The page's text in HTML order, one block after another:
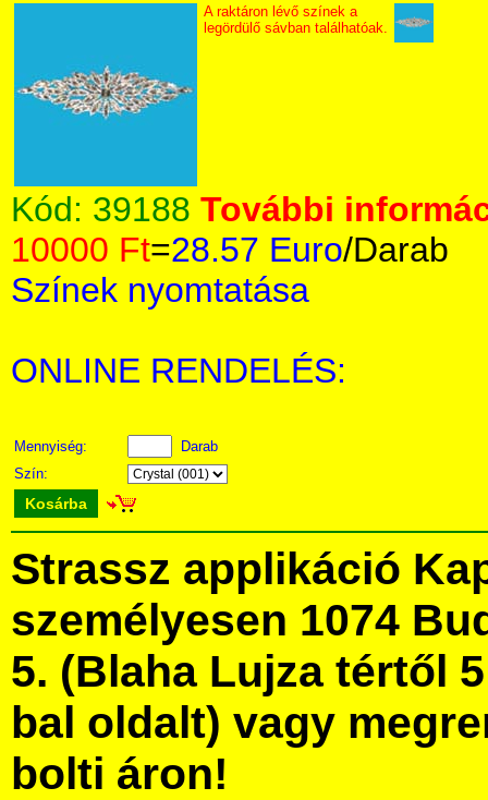
A raktáron lévő színek a
legördülő sávban találhatóak.
Kód: 39188 További
10000 Ft=28.57 Euro/Darab
Színek nyomtatása
ONLINE RENDELÉS:
Mennyiség:
Darab
Szín:
Kosárba
Strassz applikáció
személyesen 1074
5. (Blaha Lujza tértől
bal oldalt) vagy
bolti áron!